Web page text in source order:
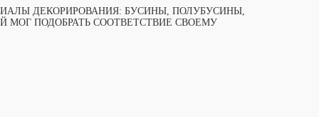
ДЕКОРИРОВАНИЯ: БУСИНЫ, ПОЛУБУСИНЫ,
МОГ ПОДОБРАТЬ СООТВЕТСТВИЕ СВОЕМУ